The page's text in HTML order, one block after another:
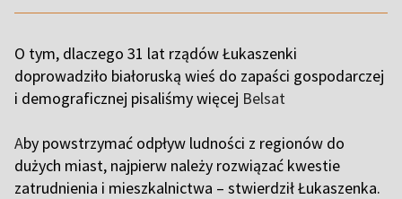
O tym, dlaczego 31 lat rządów Łukaszenki
doprowadziło białoruską wieś do zapaści gospodarczej
i demograficznej pisaliśmy więcej Belsat
Aby powstrzymać odpływ ludności z regionów do
dużych miast, ​​najpierw należy rozwiązać kwestie
zatrudnienia i mieszkalnictwa – stwierdził Łukaszenka.